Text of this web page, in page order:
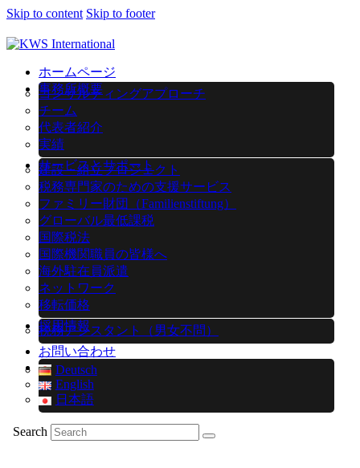
Skip to content Skip to footer
ホームページ
事務所概要
コンサルティングアプローチ
チーム
代表者紹介
実績
サービスとサポート
建設・組立プロジェクト
税務専門家のための支援サービス
ファミリー財団（Familienstiftung）
グローバル最低課税
国際税法
国際機関職員の皆様へ
海外駐在員派遣
ネットワーク
移転価格
採用情報
税務アシスタント（男女不問）
お問い合わせ
Deutsch
English
日本語
Search